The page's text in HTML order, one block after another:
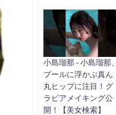
小島瑠那 - 小島瑠那、
プールに浮かぶ真ん
丸ヒップに注目！グ
ラビアメイキング公
開！【美女検索】